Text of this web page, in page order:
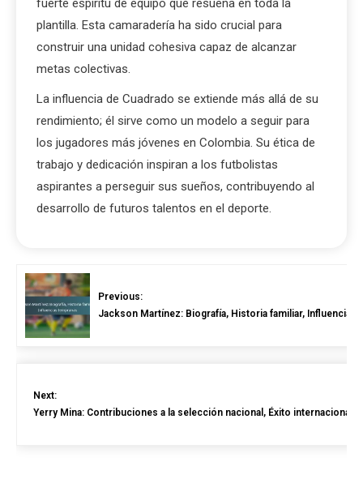
fuerte espíritu de equipo que resuena en toda la
plantilla. Esta camaradería ha sido crucial para
construir una unidad cohesiva capaz de alcanzar
metas colectivas.
La influencia de Cuadrado se extiende más allá de su
rendimiento; él sirve como un modelo a seguir para
los jugadores más jóvenes en Colombia. Su ética de
trabajo y dedicación inspiran a los futbolistas
aspirantes a perseguir sus sueños, contribuyendo al
desarrollo de futuros talentos en el deporte.
Previous:
Jackson Martínez: Biografía, Historia familiar, Influencias
Next:
Yerry Mina: Contribuciones a la selección nacional, Éxito internacional,